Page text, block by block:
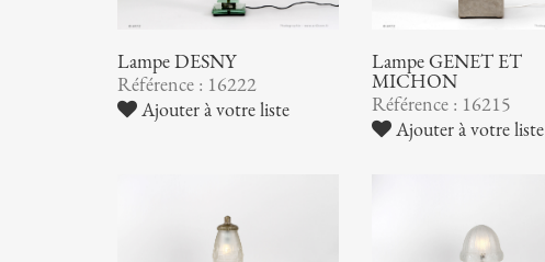
Lampe DESNY
Référence : 16222
Ajouter à votre liste
Lampe GENET ET
MICHON
Référence : 16215
Ajouter à votre liste